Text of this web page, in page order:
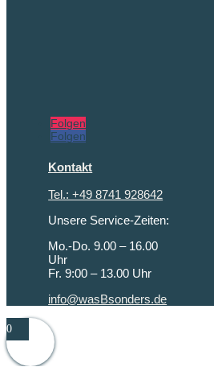
Folgen
Folgen
Kontakt
Tel.: +49 8741 928642
Unsere Service-Zeiten:
Mo.-Do. 9.00 – 16.00
Uhr
Fr. 9:00 – 13.00 Uhr
info@wasBsonders.de
0